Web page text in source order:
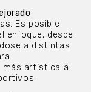
Es posible
enfoque, desde
a distintas
más artística a